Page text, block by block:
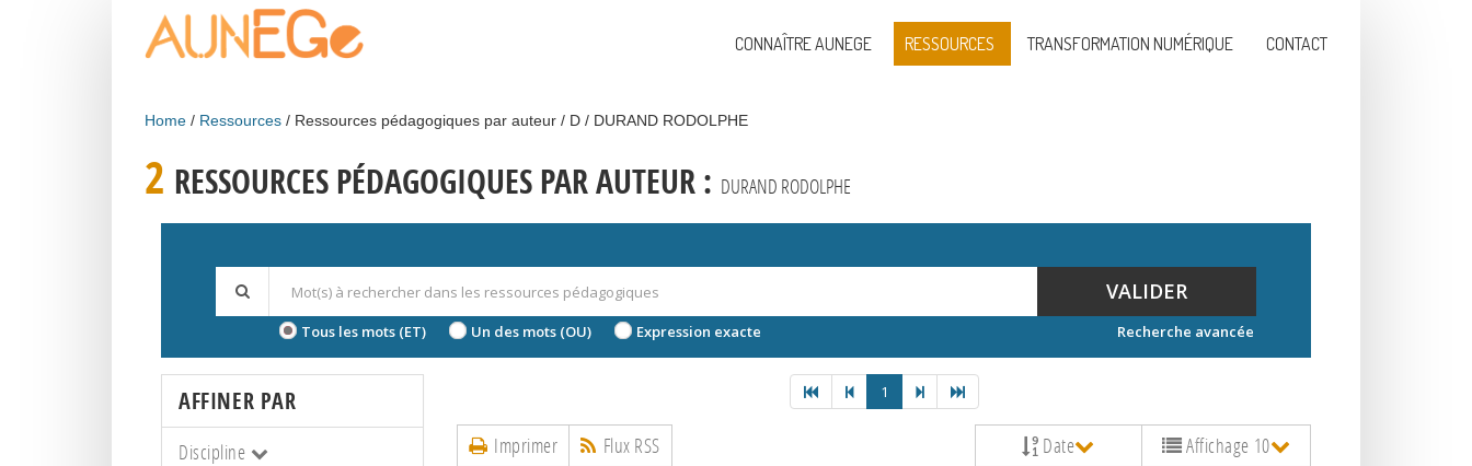
CONNAÎTRE AUNEGE RESSOURCES TRANSFORMATION NUMÉRIQUE CONTACT
Home Ressources Ressources pédagogiques par auteur D DURAND RODOLPHE
2 RESSOURCES PÉDAGOGIQUES PAR AUTEUR : DURAND RODOLPHE
VALIDER
Tous les mots (ET) Un des mots (OU) Expression exacte Recherche avancée
AFFINER PAR
Discipline
1
Imprimer Flux RSS Date Affichage 10